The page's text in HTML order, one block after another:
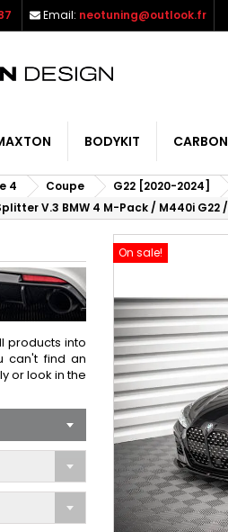
Email: neotuning@outlook.fr
BODYKIT
4 Coupe G22 [2020-2024]
V.3 BMW 4 M-Pack / M440i
products into
can't find an
or look in the
On sale!